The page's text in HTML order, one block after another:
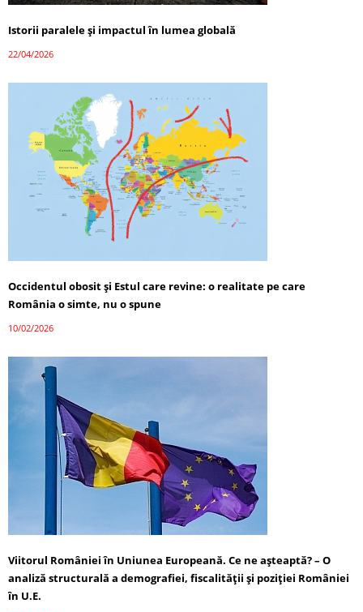
Istorii paralele și impactul în lumea globală
22/04/2026
Occidentul obosit și Estul care revine: o realitate pe care
România o simte, nu o spune
10/02/2026
Viitorul României în Uniunea Europeană. Ce ne așteaptă? – O
analiză structurală a demografiei, fiscalității și poziției României
în U.E.